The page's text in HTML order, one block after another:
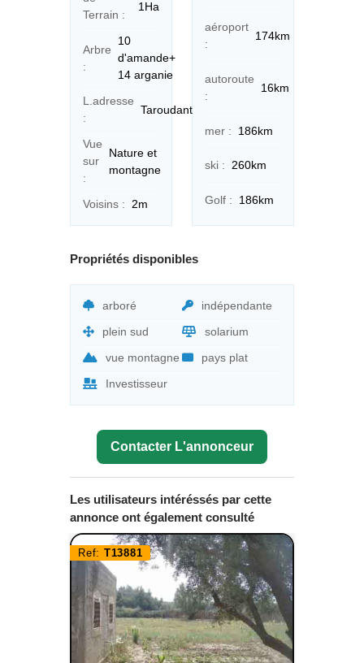
Terrain :
1Ha
Arbre
:
10
d'amande+
14 arganie
L.adresse
:
Taroudant
Vue
sur
:
Nature et
montagne
Voisins : 2m
aéroport
:
174km
autoroute
:
16km
mer : 186km
ski : 260km
Golf : 186km
Propriétés disponibles
arboré
indépendante
plein sud
solarium
vue montagne
pays plat
Investisseur
Contacter L'annonceur
Les utilisateurs intéréssés par cette
annonce ont également consulté
Ref: T13881